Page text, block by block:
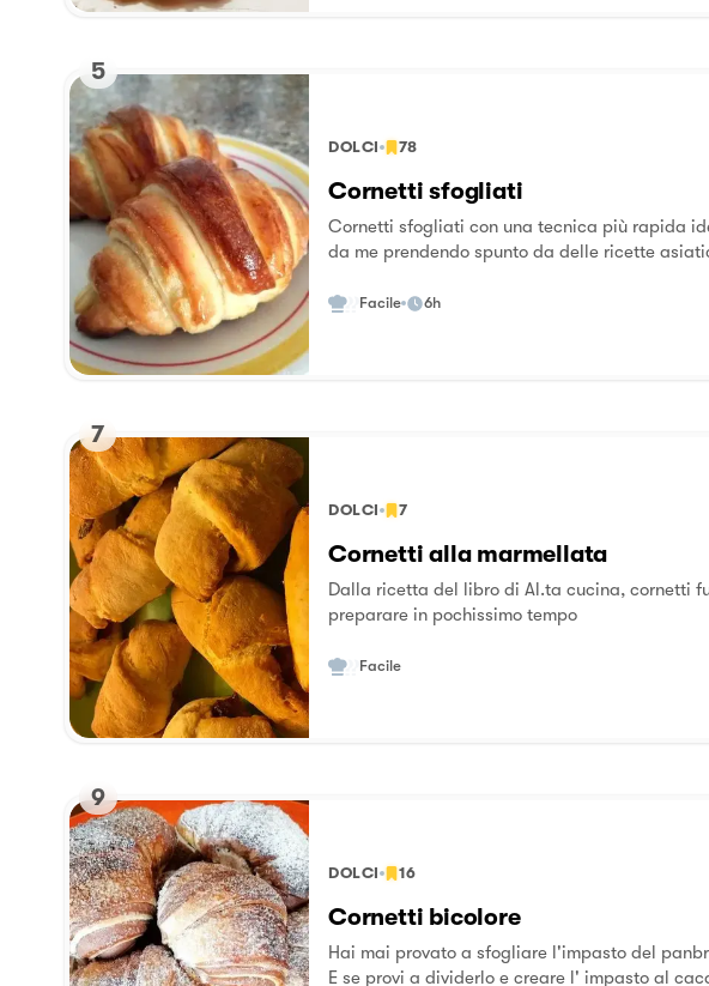
5
DOLCI 78
Cornetti sfogliati
Cornetti sfogliati con una tecnica più rapida ideata
da me prendendo spunto da delle ricette
Facile 6h
7
DOLCI 7
Cornetti alla marmellata
Dalla ricetta del libro di Al.ta cucina, cornetti
preparare in pochissimo tempo
Facile
9
DOLCI 16
Cornetti bicolore
Hai mai provato a sfogliare l'impasto del
E se provi a dividerlo e creare l' impasto al